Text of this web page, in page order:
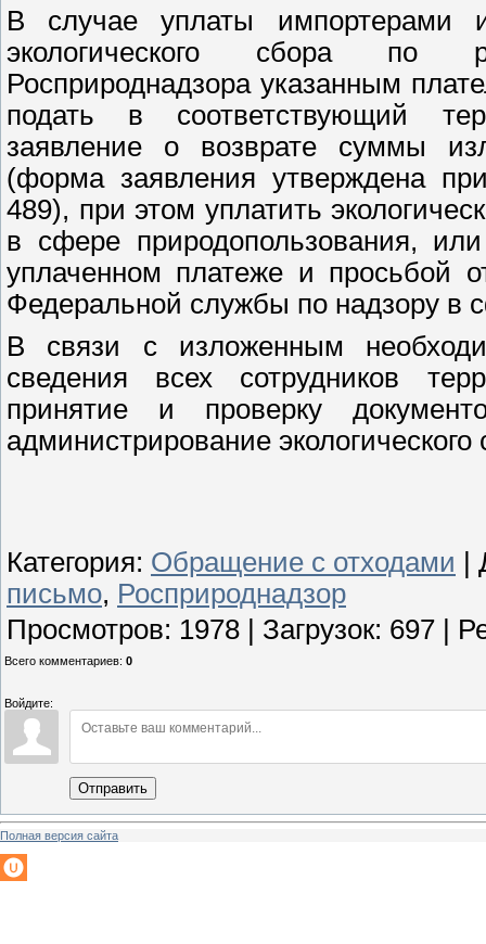
В случае уплаты импортерами и
экологического сбора по
Росприроднадзора указанным
подать в соответствующий
заявление о возврате суммы
(форма заявления утверждена
489), при этом уплатить
в сфере природопользования,
уплаченном платеже и просьбой
Федеральной службы по надзору в
В связи с изложенным
сведения всех сотрудников
принятие и проверку
администрирование экологического
Категория: Обращение с отходами
письмо, Росприроднадзор
Просмотров: 1978 Загрузок: 697
Всего комментариев: 0
Войдите:
Отправить
Полная версия сайта